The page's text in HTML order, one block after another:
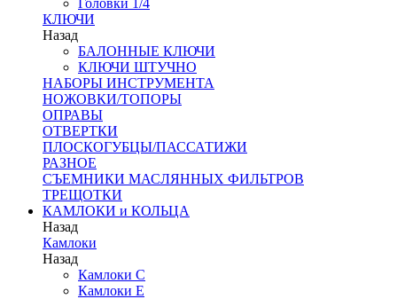
Головки 1/4
КЛЮЧИ
Назад
БАЛОННЫЕ КЛЮЧИ
КЛЮЧИ ШТУЧНО
НАБОРЫ ИНСТРУМЕНТА
НОЖОВКИ/ТОПОРЫ
ОПРАВЫ
ОТВЕРТКИ
ПЛОСКОГУБЦЫ/ПАССАТИЖИ
РАЗНОЕ
СЪЕМНИКИ МАСЛЯННЫХ ФИЛЬТРОВ
ТРЕЩОТКИ
КАМЛОКИ и КОЛЬЦА
Назад
Камлоки
Назад
Камлоки C
Камлоки Е